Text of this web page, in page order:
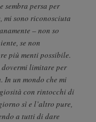
persa per
mi sono riconosciuta
– non so
se non
più menti possibile.
dovermi limitare per
In un mondo che mi
con rintocchi di
sì e l’altro pure,
a tutti di dare